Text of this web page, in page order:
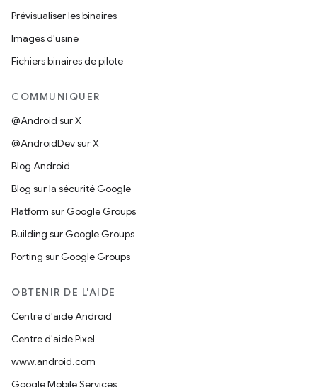
Prévisualiser les binaires
Images d'usine
Fichiers binaires de pilote
COMMUNIQUER
@Android sur X
@AndroidDev sur X
Blog Android
Blog sur la sécurité Google
Platform sur Google Groups
Building sur Google Groups
Porting sur Google Groups
OBTENIR DE L'AIDE
Centre d'aide Android
Centre d'aide Pixel
www.android.com
Google Mobile Services